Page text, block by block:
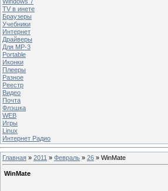
TV в инете
Браузеры
Учебники
Интернет
Драйверы
Для MP-3
Portable
Иконки
Плееры
Разное
Реестр
Видео
Почта
Флэшка
WEB
Игры
Linux
Интернет Радио
Главная » 2011 » Февраль » 26 » WinMate
WinMate